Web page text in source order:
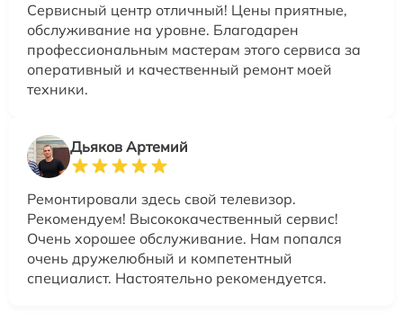
Сервисный центр отличный! Цены приятные,
обслуживание на уровне. Благодарен
профессиональным мастерам этого сервиса за
оперативный и качественный ремонт моей
техники.
Дьяков Артемий
Ремонтировали здесь свой телевизор.
Рекомендуем! Высококачественный сервис!
Очень хорошее обслуживание. Нам попался
очень дружелюбный и компетентный
специалист. Настоятельно рекомендуется.